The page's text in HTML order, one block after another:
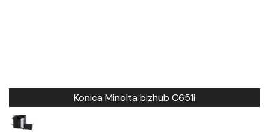
Konica Minolta bizhub C651i